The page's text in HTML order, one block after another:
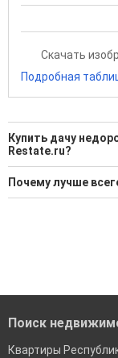
Скачать
Подробная
Купить дачу
Restate.ru?
Поможем
Почему лучше
Поиск
Квартиры